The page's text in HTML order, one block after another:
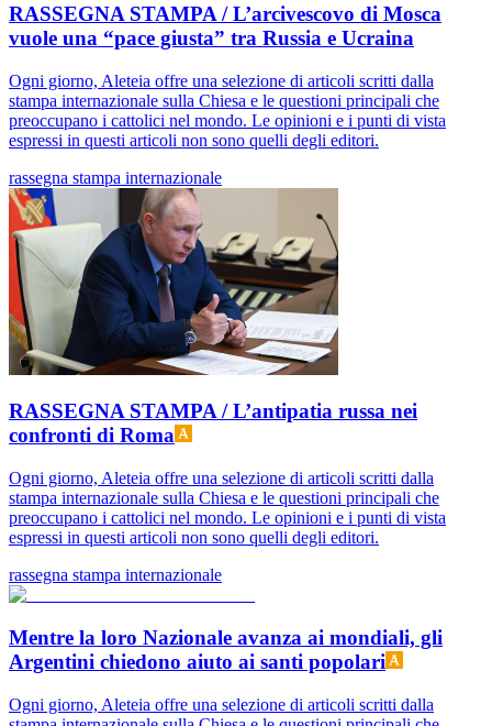
RASSEGNA STAMPA / L’arcivescovo di Mosca
vuole una “pace giusta” tra Russia e Ucraina
Ogni giorno, Aleteia offre una selezione di articoli scritti dalla
stampa internazionale sulla Chiesa e le questioni principali che
preoccupano i cattolici nel mondo. Le opinioni e i punti di vista
espressi in questi articoli non sono quelli degli editori.
rassegna stampa internazionale
RASSEGNA STAMPA / L’antipatia russa nei
confronti di Roma
Ogni giorno, Aleteia offre una selezione di articoli scritti dalla
stampa internazionale sulla Chiesa e le questioni principali che
preoccupano i cattolici nel mondo. Le opinioni e i punti di vista
espressi in questi articoli non sono quelli degli editori.
rassegna stampa internazionale
Mentre la loro Nazionale avanza ai mondiali, gli
Argentini chiedono aiuto ai santi popolari
Ogni giorno, Aleteia offre una selezione di articoli scritti dalla